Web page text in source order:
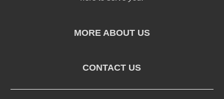
MORE ABOUT US
CONTACT US